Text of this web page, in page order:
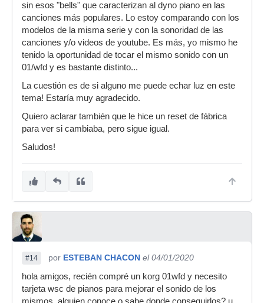
sin esos "bells" que caracterizan al dyno piano en las
canciones más populares. Lo estoy comparando con los
modelos de la misma serie y con la sonoridad de las
canciones y/o videos de youtube. Es más, yo mismo he
tenido la oportunidad de tocar el mismo sonido con un
01/wfd y es bastante distinto...
La cuestión es de si alguno me puede echar luz en este
tema! Estaría muy agradecido.
Quiero aclarar también que le hice un reset de fábrica
para ver si cambiaba, pero sigue igual.
Saludos!
#14 por ESTEBAN CHACON el 04/01/2020
hola amigos, recién compré un korg 01wfd y necesito
tarjeta wsc de pianos para mejorar el sonido de los